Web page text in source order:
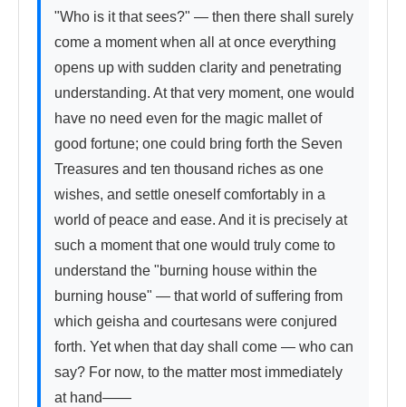
"Who is it that sees?" — then there shall surely
come a moment when all at once everything
opens up with sudden clarity and penetrating
understanding. At that very moment, one would
have no need even for the magic mallet of
good fortune; one could bring forth the Seven
Treasures and ten thousand riches as one
wishes, and settle oneself comfortably in a
world of peace and ease. And it is precisely at
such a moment that one would truly come to
understand the "burning house within the
burning house" — that world of suffering from
which geisha and courtesans were conjured
forth. Yet when that day shall come — who can
say? For now, to the matter most immediately
at hand——